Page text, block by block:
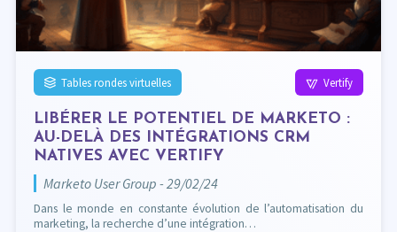
Tables rondes virtuelles Vertify
LIBÉRER LE POTENTIEL DE MARKETO :
AU-DELÀ DES INTÉGRATIONS CRM
NATIVES AVEC VERTIFY
Marketo User Group - 29/02/24
Dans le monde en constante évolution de l’automatisation du
marketing, la recherche d’une intégration…